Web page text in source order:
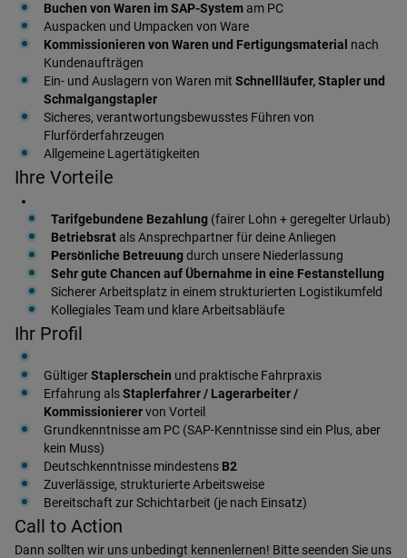
Buchen von Waren im SAP-Systemam PC
Auspacken und Umpacken von Ware
Kommissionieren von Waren und Fertigungsmaterial nach
Kundenaufträgen
Ein- und Auslagern von Waren mit Schnellläufer, Stapler und
Schmalgangstapler
Sicheres, verantwortungsbewusstes Führen von
Flurförderfahrzeugen
Allgemeine Lagertätigkeiten
Ihre Vorteile
Tarifgebundene Bezahlung (fairer Lohn + geregelter Urlaub)
Betriebsratals Ansprechpartner für deine Anliegen
Persönliche Betreuungdurch unsere Niederlassung
Sehr gute Chancen auf Übernahme in eine Festanstellung
Sicherer Arbeitsplatz in einem strukturierten Logistikumfeld
Kollegiales Team und klare Arbeitsabläufe
Ihr Profil
GültigerStaplerschein und praktische Fahrpraxis
Erfahrung alsStaplerfahrer / Lagerarbeiter /
Kommissionierervon Vorteil
Grundkenntnisse am PC (SAP-Kenntnisse sind ein Plus, aber
kein Muss)
Deutschkenntnisse mindestens B2
Zuverlässige, strukturierte Arbeitsweise
Bereitschaft zur Schichtarbeit (je nach Einsatz)
Call to Action
Dann sollten wir uns unbedingt kennenlernen! Bitte seenden Sie uns